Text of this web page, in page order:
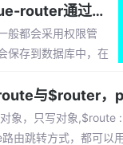
vue动态路由_vue-router通过接口请求动态生成路由的实现
般都会采用权限管
保存到数据库中，在
可用它来实现动态路
象，只写对象,$route
由跳转方式，都可以